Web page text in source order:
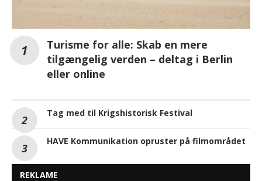
Turisme for alle: Skab en mere
tilgængelig verden – deltag i Berlin
eller online
Tag med til Krigshistorisk Festival
HAVE Kommunikation opruster på filmområdet
REKLAME